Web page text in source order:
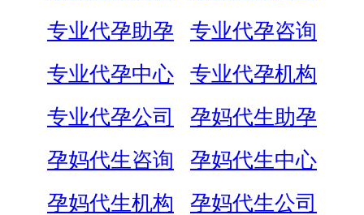
专业代孕助孕
专业代孕咨询
专业代孕中心
专业代孕机构
专业代孕公司
孕妈代生助孕
孕妈代生咨询
孕妈代生中心
孕妈代生机构
孕妈代生公司